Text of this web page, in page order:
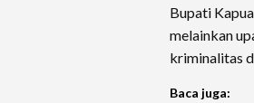
Bupati
melainkan
kriminalitas
Baca juga: